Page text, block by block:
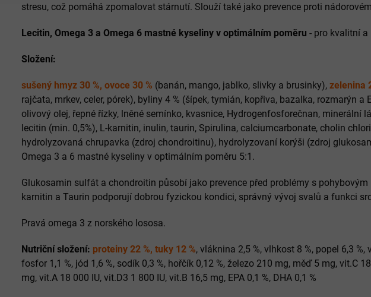
stresu, což pomáhá zpomalovat stárnutí. Slouží také jako prevence proti
Lecitin, Omega 3 a Omega 6 mastné kyseliny v optimálním poměru - pro kvalitní a
Složení:
sušený hmyz 30 %, ovoce 30 % (banán, mango, jablko, slivky a brusinky), zelenina
rajčata, mrkev, celer, pórek), byliny 4 % (šípek, tymián, kopřiva, bazalka, rozmarýn a
olivový olej, řepné řízky, lněné semínko, kvasnice, Hydrogenfosforečnan, minerální
lecitin (min. 0,5%), L-karnitin, inulin, taurin, Spirulina, calciumcarbonate, cholin
hydrolyzovaná chrupavka (zdroj chondroitinu), hydrolyzovaní korýši (zdroj
Omega 3 a 6 mastné kyseliny v optimálním poměru 5:1.
Glukosamin sulfát a chondroitin působí jako prevence před problémy s pohybovým
karnitin a Taurin podporují dobrou fyzickou kondici, správný vývoj svalů a funkci
Pravá omega 3 z norského lososa.
Nutriční složení: proteiny 22 %, tuky 12 %, vláknina 2,5 %, vlhkost 8 %, popel 6,3 %,
fosfor 1,1 %, jód 1,6 %, sodík 0,3 %, hořčík 0,12 %, železo 210 mg, měď 5 mg, vit.C
mg, vit.A 18 000 IU, vit.D3 1 800 IU, vit.B 16,5 mg, EPA 0,1 %, DHA 0,1 %